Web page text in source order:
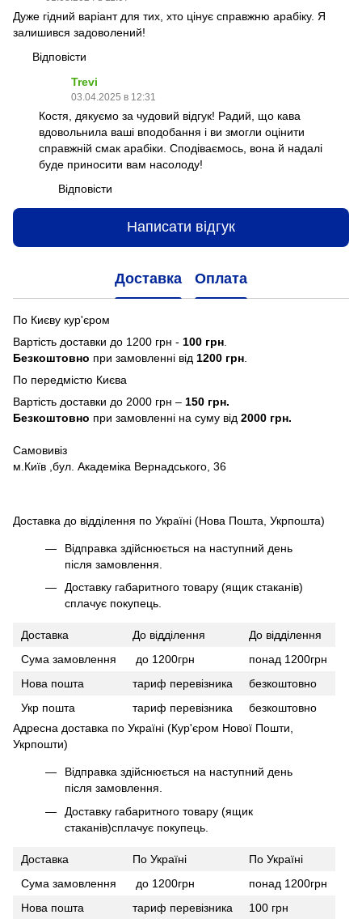
Дуже гідний варіант для тих, хто цінує справжню арабіку. Я
залишився задоволений!
Відповісти
Trevi
03.04.2025 в 12:31
Костя, дякуємо за чудовий відгук! Радий, що кава
вдовольнила ваші вподобання і ви змогли оцінити
справжній смак арабіки. Сподіваємось, вона й надалі
буде приносити вам насолоду!
Відповісти
Написати відгук
Доставка Оплата
По Києву кур'єром
Вартість доставки до 1200 грн - 100 грн
Безкоштовно при замовленні від 1200 грн
По передмістю Києва
Вартість доставки до 2000 грн – 150 грн.
Безкоштовно при замовленні на суму від 2000 грн.
Самовивіз
м.Київ ,бул. Академіка Вернадського, 36
Доставка до відділення по Україні (Нова Пошта, Укрпошта)
Відправка здійснюється на наступний день
після замовлення.
Доставку габаритного товару (ящик стаканів)
сплачує покупець.
Доставка До відділення
До відділення
Сума замовлення
до 1200грн
понад 1200грн
Нова пошта
тариф перевізника
безкоштовно
Укр пошта
тариф перевізника
безкоштовно
Адресна доставка по Україні (Кур'єром Нової Пошти,
Укрпошти)
Відправка здійснюється на наступний день
після замовлення.
Доставку габаритного товару (ящик
стаканів)сплачує покупець.
Доставка По Україні
По Україні
Сума замовлення
до 1200грн
понад 1200грн
Нова пошта
тариф перевізника
100 грн